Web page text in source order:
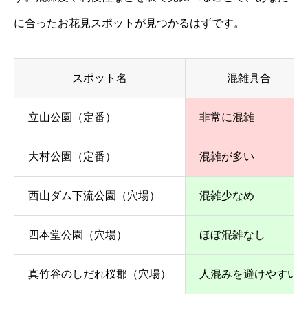
に合ったお花見スポットが見つかるはずです。
スポット名 混雑具合
立山公園（定番） 非常に混雑
大村公園（定番） 混雑が多い
西山ダム下流公園（穴場） 混雑少なめ
四本堂公園（穴場） ほぼ混雑なし
真竹谷のしだれ桜郡（穴場） 人混みを避けやすい